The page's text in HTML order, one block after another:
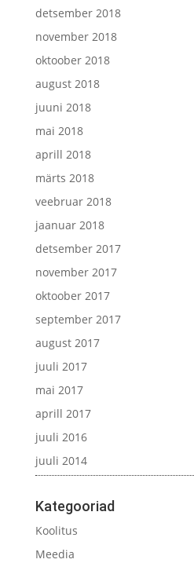
detsember 2018
november 2018
oktoober 2018
august 2018
juuni 2018
mai 2018
aprill 2018
märts 2018
veebruar 2018
jaanuar 2018
detsember 2017
november 2017
oktoober 2017
september 2017
august 2017
juuli 2017
mai 2017
aprill 2017
juuli 2016
juuli 2014
Kategooriad
Koolitus
Meedia